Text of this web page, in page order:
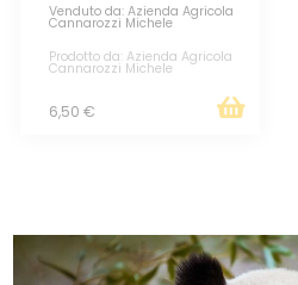
Venduto da: Azienda Agricola
Cannarozzi Michele
Prodotto da: Azienda Agricola
Cannarozzi Michele
6,50 €